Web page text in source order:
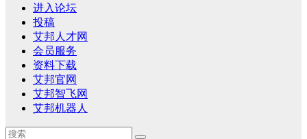
进入论坛
投稿
艾邦人才网
会员服务
资料下载
艾邦官网
艾邦智飞网
艾邦机器人